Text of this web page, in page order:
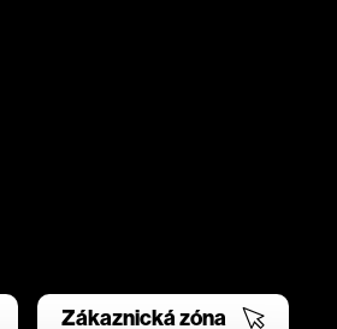
Zákaznická zóna